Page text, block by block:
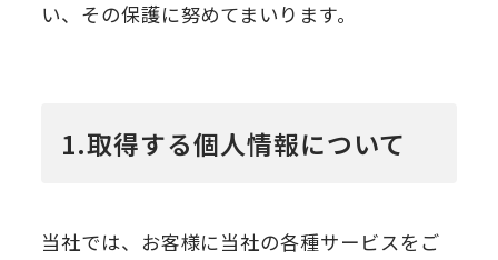
い、その保護に努めてまいります。
1.取得する個人情報について
当社では、お客様に当社の各種サービスをご